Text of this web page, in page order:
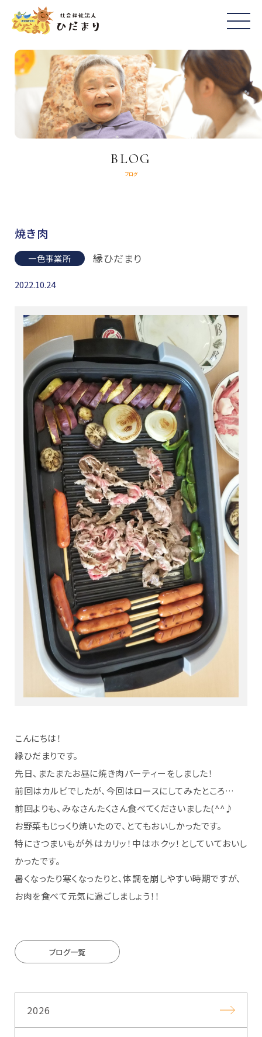
BLOG
ブログ
焼き肉
一色事業所 縁ひだまり
2022.10.24
こんにちは！
縁ひだまりです。
先日、またまたお昼に焼き肉パーティーをしました！
前回はカルビでしたが、今回はロースにしてみたところ…
前回よりも、みなさんたくさん食べてくださいました(^^♪
お野菜もじっくり焼いたので、とてもおいしかったです。
特にさつまいもが外はカリッ！中はホクッ！としていておいし
かったです。
暑くなったり寒くなったりと、体調を崩しやすい時期ですが、
お肉を食べて元気に過ごしましょう！！
ブログ一覧
2026